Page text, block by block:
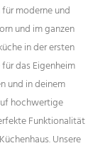
moderne und
und im ganzen
in der ersten
das Eigenheim
und in deinem
hochwertige
Funktionalität
Unsere